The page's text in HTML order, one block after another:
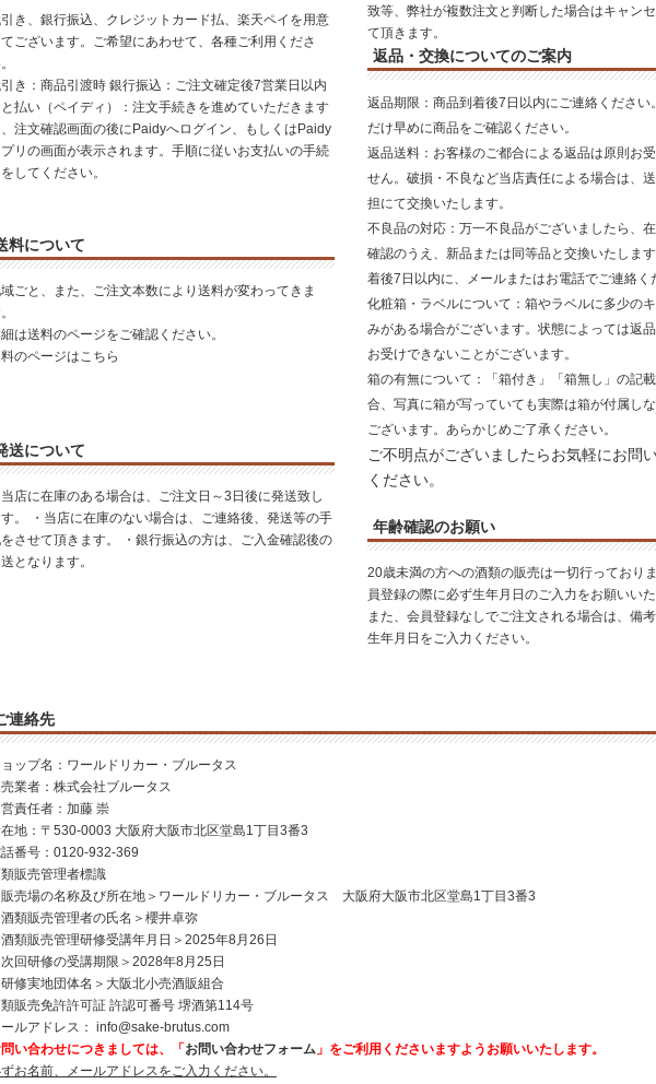
き、銀行振込、クレジットカード払、楽天ペイを用意
ございます。ご希望にあわせて、各種ご利用くださ
き：商品引渡時 銀行振込：ご注文確定後7営業日以内
払い（ペイディ）：注文手続きを進めていただきます
注文確認画面の後にPaidyへログイン、もしくはPaidy
リの画面が表示されます。手順に従いお支払いの手続
してください。
料について
ごと、また、ご注文本数により送料が変わってきま
は送料のページをご確認ください。
のページはこちら
送について
店に在庫のある場合は、ご注文日～3日後に発送致し
。 ・当店に在庫のない場合は、ご連絡後、発送等の手
させて頂きます。 ・銀行振込の方は、ご入金確認後の
となります。
致等、弊社が複数注文と判断した場合はキャン
て頂きます。
返品・交換についてのご案内
返品期限 ：商品到着後7日以内にご連絡ください
だけ早めに商品をご確認ください。
返品送料：お客様のご都合による返品は原則お
せん。破損・不良など当店責任による場合は、
担にて交換いたします。
不良品の対応：万一不良品がございましたら、
確認のうえ、新品または同等品と交換いたしま
着後7日以内に、メールまたはお電話でご連絡く
化粧箱・ラベルについて ：箱やラベルに多少の
みがある場合がございます。状態によっては返
お受けできないことがございます。
箱の有無について ：「箱付き」「箱無し」の記
合、写真に箱が写っていても実際は箱が付属し
ございます。あらかじめご了承ください。
ご不明点がございましたらお気軽にお問
ください。
年齢確認のお願い
20歳未満の方への酒類の販売は一切行っており
員登録の際に必ず生年月日のご入力をお願いいた
また、会員登録なしでご注文される場合は、備
生年月日をご入力ください。
連絡先
ップ名：ワールドリカー・ブルータス
業者：株式会社ブルータス
責任者：加藤 崇
地：〒530-0003 大阪府大阪市北区堂島1丁目3番3
番号：0120-932-369
販売管理者標識
売場の名称及び所在地＞ワールドリカー・ブルータス 大阪府大阪市北区堂島1丁目3番3
類販売管理者の氏名＞櫻井卓弥
類販売管理研修受講年月日＞2025年8月26日
回研修の受講期限＞2028年8月25日
修実地団体名＞大阪北小売酒販組合
販売免許許可証 許認可番号 堺酒第114号
ルアドレス： info@sake-brutus.com
い合わせにつきましては、「 お問い合わせフォーム 」をご利用くださいますようお願いいたします。
お名前、メールアドレスをご入力ください。